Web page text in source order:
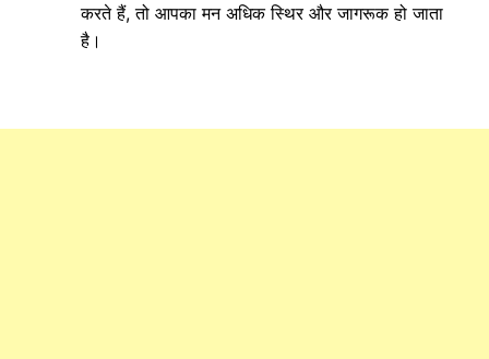
करते हैं, तो आपका मन अधिक स्थिर और जागरूक हो जाता
है।